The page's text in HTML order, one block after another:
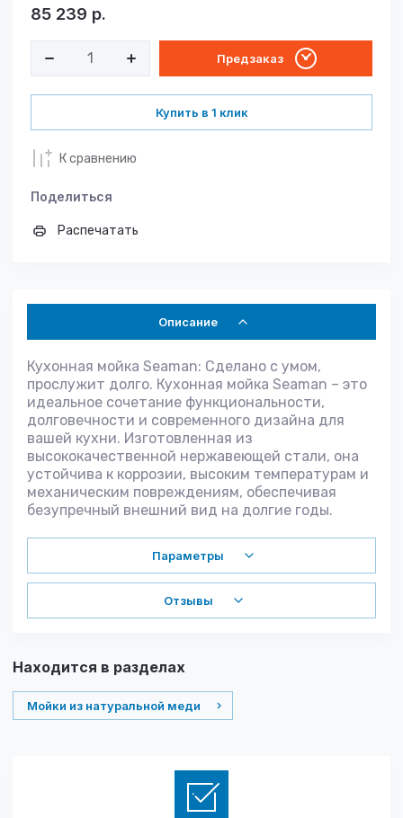
85 239 р.
Предзаказ
Купить в 1 клик
К сравнению
Поделиться
Распечатать
Описание
Кухонная мойка Seaman: Сделано с умом,
прослужит долго. Кухонная мойка Seaman – это
идеальное сочетание функциональности,
долговечности и современного дизайна для
вашей кухни. Изготовленная из
высококачественной нержавеющей стали, она
устойчива к коррозии, высоким температурам и
механическим повреждениям, обеспечивая
безупречный внешний вид на долгие годы.
Параметры
Отзывы
Находится в разделах
Мойки из натуральной меди